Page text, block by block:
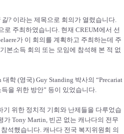
길?이라는 제목으로 회의가 열렸습니다.
로 주최하였습니다. 현재 CREUM에서 선
가 이 회의를 계획하고 주최하는데 주
본소득 회의 또는 모임에 참석해 본 적 없
학 (영국) Guy Standing 박사의 “Precariat
을 위한 방안” 등이 있었습니다.
기 위한 정치적 기회와 난제들을 다루었습
가 Tony Martin, 빈곤 없는 캐나다의 전무
석했습니다. 캐나다 전국 복지위원회 의